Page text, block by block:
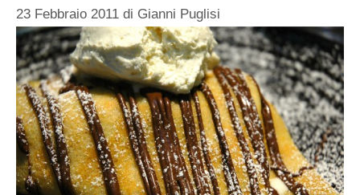
23 Febbraio 2011 di Gianni Puglisi